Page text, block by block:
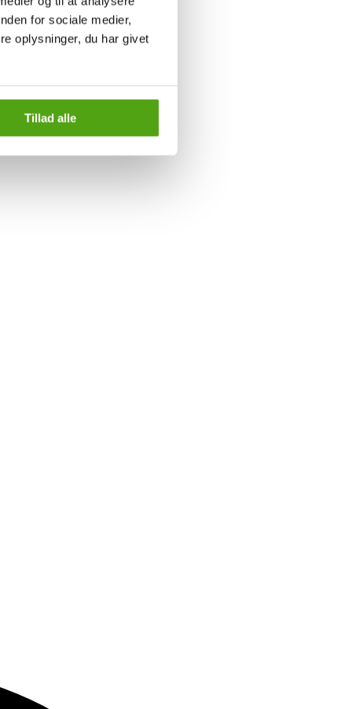
for sociale medier,
oplysninger, du har givet
Tillad alle